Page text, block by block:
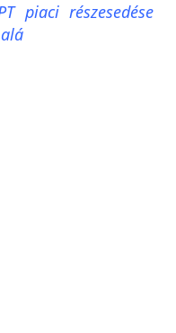
piaci részesedése